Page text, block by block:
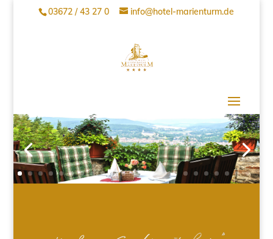
03672 / 43 27 0 info@hotel-marienturm.de